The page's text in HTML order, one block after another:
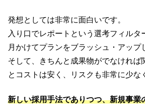
発想としては非常に面白いです。
入り口でレポートという選考フィルタ
月かけてプランをブラッシュ・アップ
そして、きちんと成果物がでなければ
とコストは安く、リスクも非常に少な
新しい採用手法でありつつ、新規事業